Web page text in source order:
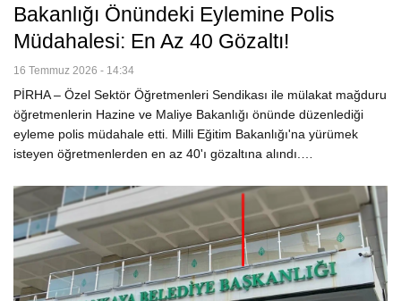
Bakanlığı Önündeki Eylemine Polis
Müdahalesi: En Az 40 Gözaltı!
16 Temmuz 2026 - 14:34
PİRHA – Özel Sektör Öğretmenleri Sendikası ile mülakat mağduru
öğretmenlerin Hazine ve Maliye Bakanlığı önünde düzenlediği
eyleme polis müdahale etti. Milli Eğitim Bakanlığı'na yürümek
isteyen öğretmenlerden en az 40'ı gözaltına alındı.…